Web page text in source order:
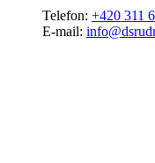
Telefon: +420 311
E-mail: